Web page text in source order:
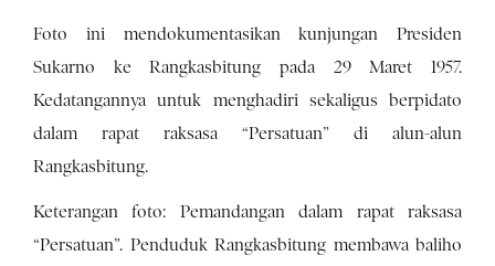
Foto ini mendokumentasikan kunjungan Presiden
Sukarno ke Rangkasbitung pada 29 Maret 1957.
Kedatangannya untuk menghadiri sekaligus berpidato
dalam rapat raksasa “Persatuan” di alun-alun
Rangkasbitung.
Keterangan foto: Pemandangan dalam rapat raksasa
“Persatuan”. Penduduk Rangkasbitung membawa baliho